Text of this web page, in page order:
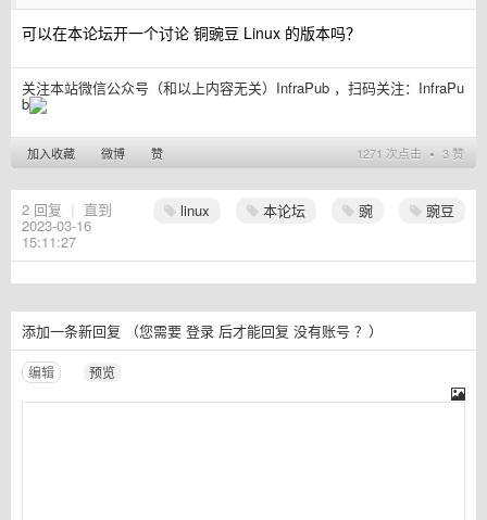
可以在本论坛开一个讨论 铜豌豆 Linux 的版本吗？
关注本站微信公众号（和以上内容无关）InfraPub ，扫码关注： InfraPu
b
1271 次点击 ∙ 3 赞
加入收藏 微博 赞
linux 本论坛 豌 豌豆
2 回复 | 直到
2023-03-16
15:11:27
添加一条新回复 （您需要 登录 后才能回复 没有账号 ？）
编辑 预览